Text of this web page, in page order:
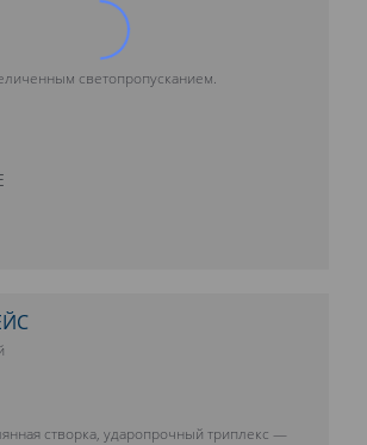
светопропусканием.
створка, ударопрочный триплекс —